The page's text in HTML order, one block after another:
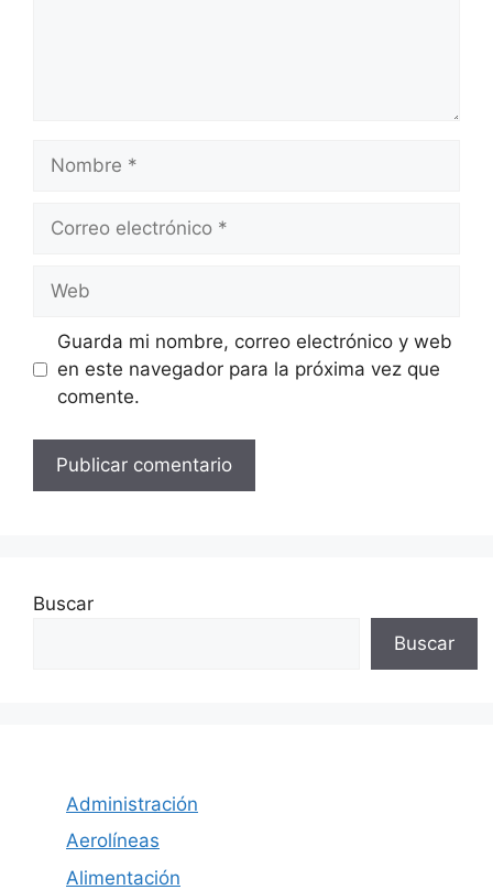
Nombre
Correo
Web
Guarda mi nombre, correo electrónico y web
en este navegador para la próxima vez que
comente.
Buscar
Buscar
Administración
Aerolíneas
Alimentación